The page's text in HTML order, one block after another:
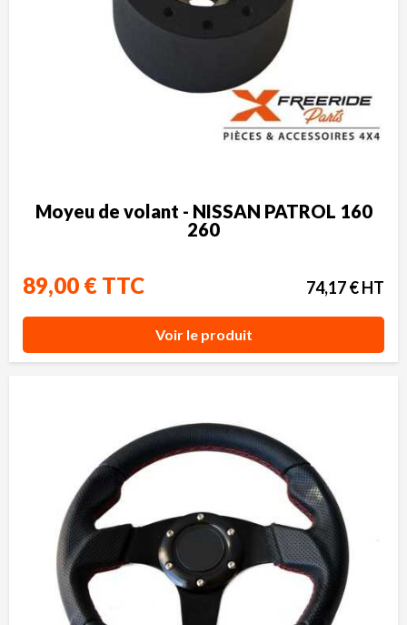
Moyeu de volant - NISSAN PATROL 160
260
89,00 € TTC 74,17 € HT
Voir le produit